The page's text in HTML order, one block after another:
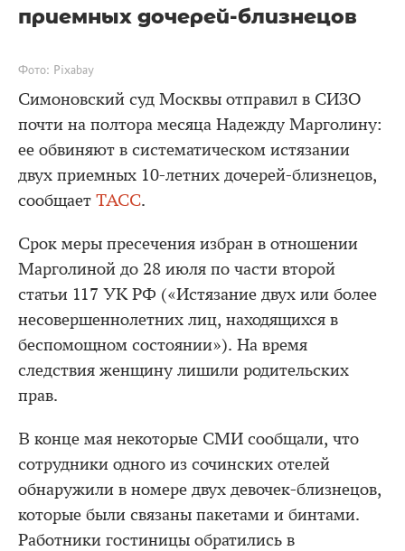
приемных дочерей-близнецов
Фото: Pixabay
Симоновский суд Москвы отправил в СИЗО
почти на полтора месяца Надежду Марголину:
ее обвиняют в систематическом истязании
двух приемных 10-летних дочерей-близнецов,
сообщает ТАСС.
Срок меры пресечения избран в отношении
Марголиной до 28 июля по части второй
статьи 117 УК РФ («Истязание двух или более
несовершеннолетних лиц, находящихся в
беспомощном состоянии»). На время
следствия женщину лишили родительских
прав.
В конце мая некоторые СМИ сообщали, что
сотрудники одного из сочинских отелей
обнаружили в номере двух девочек-близнецов,
которые были связаны пакетами и бинтами.
Работники гостиницы обратились в